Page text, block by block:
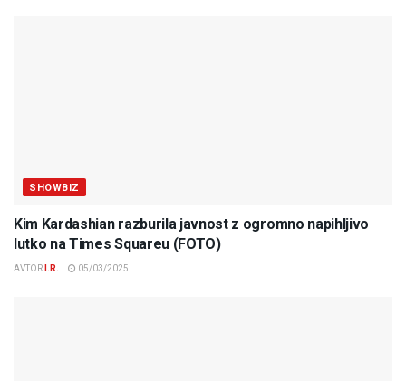
SHOWBIZ
Kim Kardashian razburila javnost z ogromno napihljivo
lutko na Times Squareu (FOTO)
AVTOR I.R. 05/03/2025